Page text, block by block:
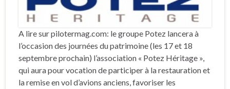
A lire sur pilotermag.com: le groupe Potez lancera à
l’occasion des journées du patrimoine (les 17 et 18
septembre prochain) l’association « Potez Héritage »,
qui aura pour vocation de participer à la restauration et
la remise en vol d’avions anciens, favoriser les